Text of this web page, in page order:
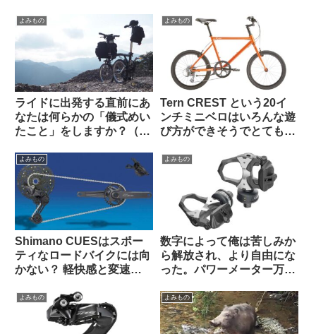
海外掲示板から】
よみもの
ライドに出発する直前にあ
なたは何らかの「儀式めい
たこと」をしますか？（海
よみもの
Tern CREST という20イ
ンチミニベロはいろんな遊
び方ができそうでとても気
察】
よみもの
Shimano CUESはスポー
ティなロードバイクには向
かない？ 軽快感と変速の
（海外掲示板から）
よみもの
数字によって俺は苦しみか
ら解放され、より自由にな
った。パワーメーター万
よみもの よみもの